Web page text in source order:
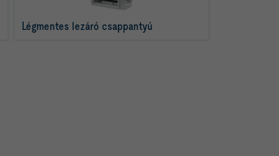
Légmentes lezáró csappantyú